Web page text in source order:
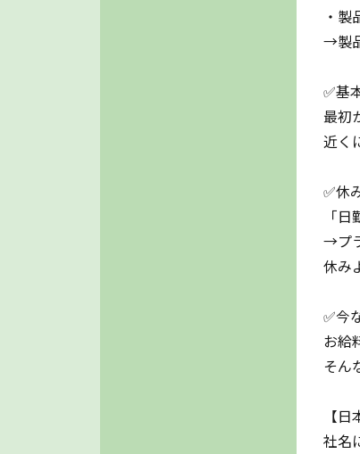
・製
→製
✅基
最初
近く
✅休
「
→プ
休み
✅今
お給
そん
【
社名